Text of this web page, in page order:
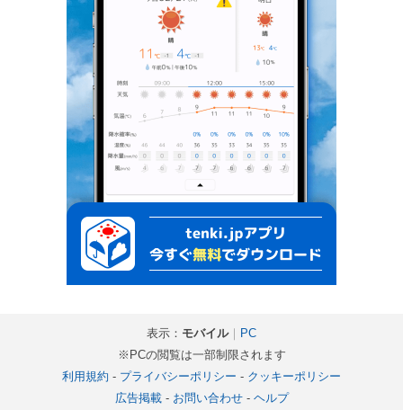
表示： モバイル｜ PC
※PCの閲覧は一部制限されます
利用規約 - プライバシーポリシー - クッキーポリシー
広告掲載- お問い合わせ- ヘルプ